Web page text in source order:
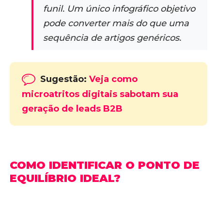
funil. Um único infográfico objetivo
pode converter mais do que uma
sequência de artigos genéricos.
Sugestão: Veja como
microatritos digitais sabotam sua
geração de leads B2B
COMO IDENTIFICAR O PONTO DE
EQUILÍBRIO IDEAL?